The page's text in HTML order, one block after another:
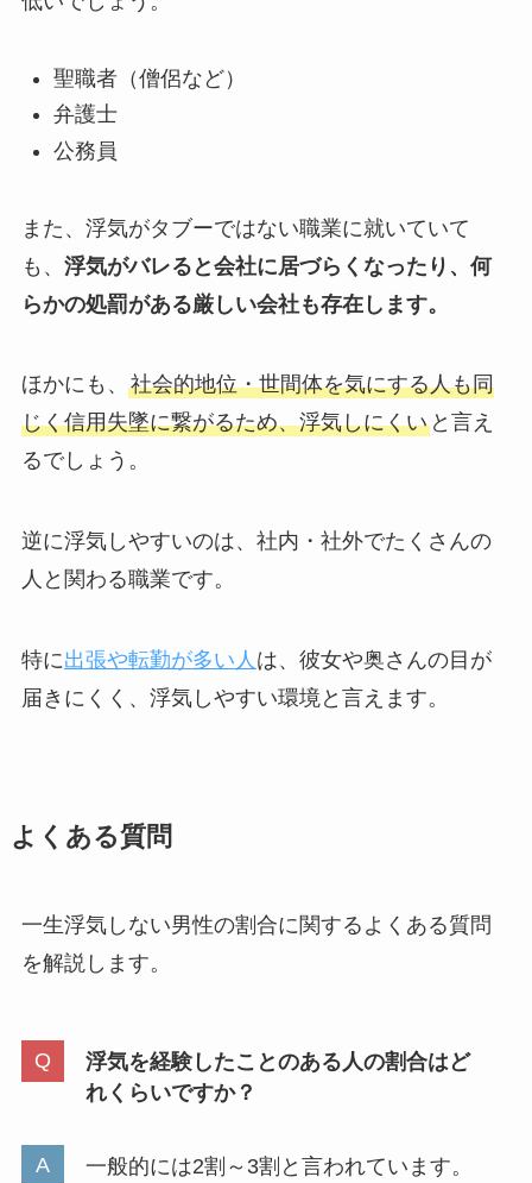
聖職者（僧侶など）
弁護士
公務員
また、浮気がタブーではない職業に就いていて
も、 浮気がバレると会社に居づらくなったり、何
らかの処罰がある厳しい会社も存在します。
ほかにも、 社会的地位・世間体を気にする人も同
じく信用失墜に繋がるため、浮気しにくいと言え
るでしょう。
逆に浮気しやすいのは、社内・社外でたくさんの
人と関わる職業です。
特に出張や転勤が多い人 は、彼女や奥さんの目が
届きにくく、浮気しやすい環境と言えます。
よくある質問
一生浮気しない男性の割合に関するよくある質問
を解説します。
浮気を経験したことのある人の割合はど
れくらいですか？
一般的には2割～3割と言われています。